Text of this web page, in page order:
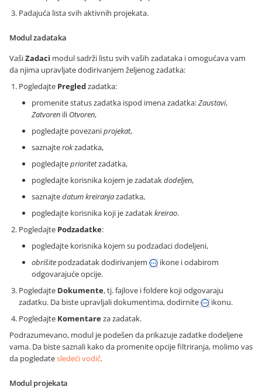
Padajuća lista svih aktivnih projekata.
Modul zadataka
VašiZadaci modul sadrži listu svih vaših zadataka i omogućava vam
da njima upravljate dodirivanjem željenog zadatka:
Pogledajte Pregledzadatka:
promenite status zadatka ispod imena zadatka:Zaustavi,
Zatvoren ili Otvoren,
pogledajte povezaniprojekat,
saznajterokzadatka,
pogledajteprioritetzadatka,
pogledajte korisnika kojem je zadatakdodeljen,
saznajtedatum kreiranjazadatka,
pogledajte korisnika koji je zadatakkreirao.
Pogledajte Podzadatke:
pogledajte korisnika kojem su podzadaci dodeljeni,
obrišite podzadatak dodirivanjem
ikone i odabirom
odgovarajuće opcije.
Pogledajte Dokumente, tj. fajlove i foldere koji odgovaraju
zadatku. Da biste upravljali dokumentima, dodirnite
ikonu.
Pogledajte Komentareza zadatak.
Podrazumevano, modul je podešen da prikazuje zadatke dodeljene
vama. Da biste saznali kako da promenite opcije filtriranja, molimo vas
da pogledatesledeći vodič.
Modul projekata